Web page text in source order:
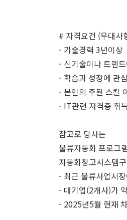
# 자격요건 (우대사
- 기술경력 3년이상
- 신기술이나 트렌
- 학습과 성장에 관
- 본인의 주된 스킬
- IT관련 자격증 취
참고로 당사는
물류자동화 프로그
자동화창고시스템
- 최근 물류사업시
- 대기업(2개사)가
- 2025년5월 현재